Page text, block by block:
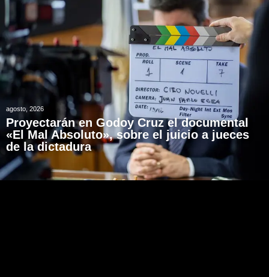
agosto, 2026
Proyectarán en Godoy Cruz el documental
«El Mal Absoluto», sobre el juicio a jueces
de la dictadura